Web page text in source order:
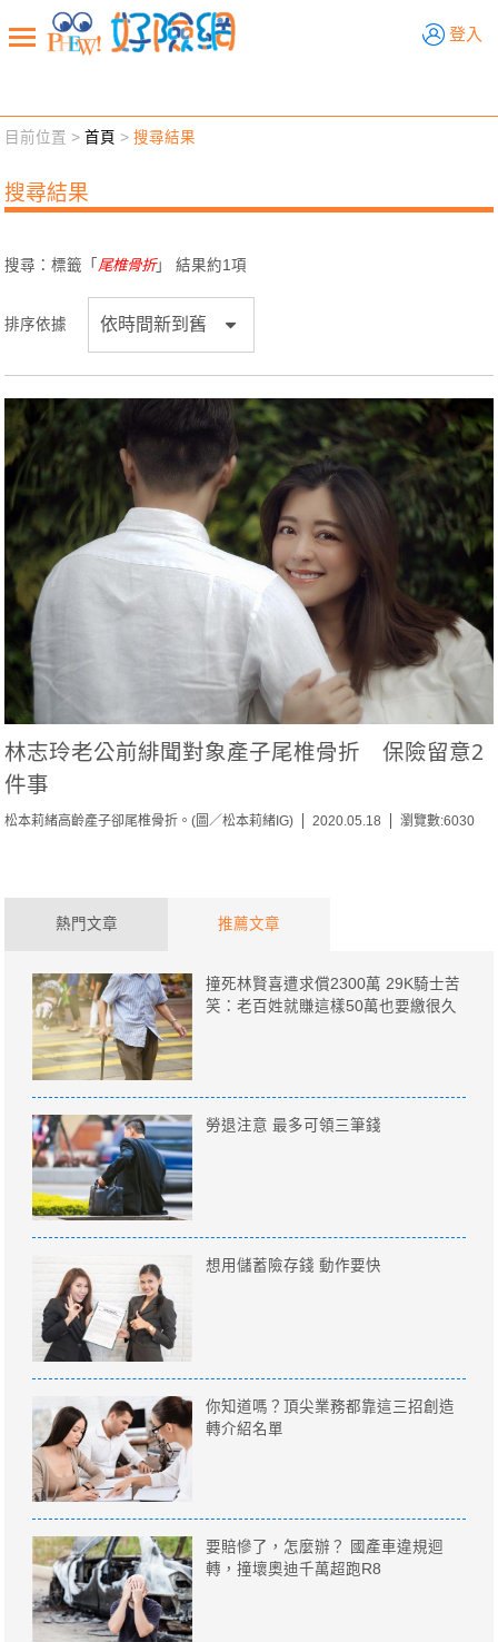
登入
新聞觀點 業務交流
退休先準備 好險學堂 輔銷工具 活動專區
目前位置 >首頁 >搜尋結果
搜尋結果
搜尋：標籤「 尾椎骨折」 結果約1項
排序依據
林志玲老公前緋聞對象產子尾椎骨折 保險留意2
件事
松本莉緒高齡產子卻尾椎骨折。(圖／松本莉緒IG) 2020.05.18 瀏覽數:6030
熱門文章 推薦文章
撞死林賢喜遭求償2300萬 29K騎士苦
笑：老百姓就賺這樣50萬也要繳很久
勞退注意 最多可領三筆錢
想用儲蓄險存錢 動作要快
你知道嗎？頂尖業務都靠這三招創造
轉介紹名單
要賠慘了，怎麼辦？ 國產車違規迴
轉，撞壞奧迪千萬超跑R8